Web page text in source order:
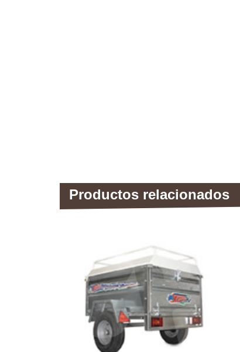
Productos relacionados